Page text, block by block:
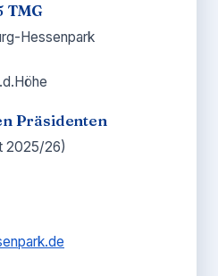
TMG
Hessenpark
Präsidenten
2025/26)